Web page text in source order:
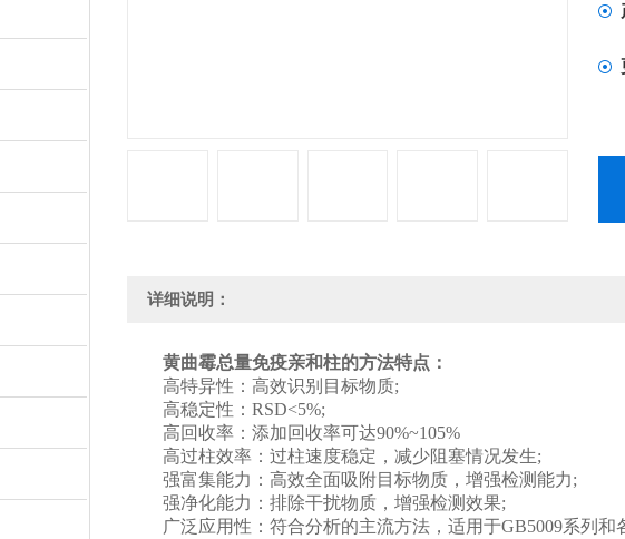
详细说明：
黄曲霉总量免疫亲和柱的方法特点：
高特异性：高效识别目标物质;
高稳定性：RSD<5%;
高回收率：添加回收率可达90%~105%
高过柱效率：过柱速度稳定，减少阻塞情况发生;
强富集能力：高效全面吸附目标物质，增强检测能力;
强净化能力：排除干扰物质，增强检测效果;
广泛应用性：符合分析的主流方法，适用于GB5009系列和